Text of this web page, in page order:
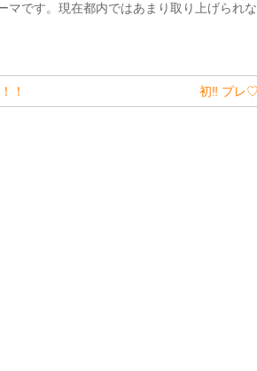
マです。現在都内ではあまり取り上げられ
！ 初‼︎ プレ